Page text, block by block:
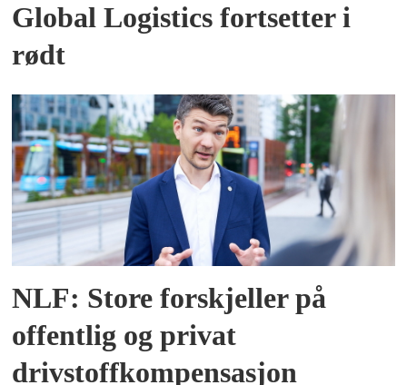
Global Logistics fortsetter i
rødt
NLF: Store forskjeller på
offentlig og privat
drivstoffkompensasjon